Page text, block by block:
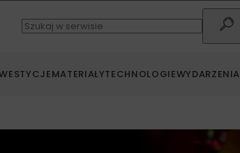
MATERIAŁYTECHNOLOGIEWYDARZENIA